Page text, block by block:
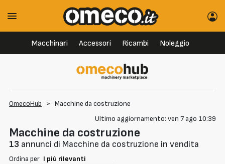
Macchinari Accessori Ricambi Noleggio
OmecoHub > Macchine da costruzione
Ultimo aggiornamento: ven 7 ago 10:39
Macchine da costruzione
13 annunci di Macchine da costruzione in vendita
Ordina per